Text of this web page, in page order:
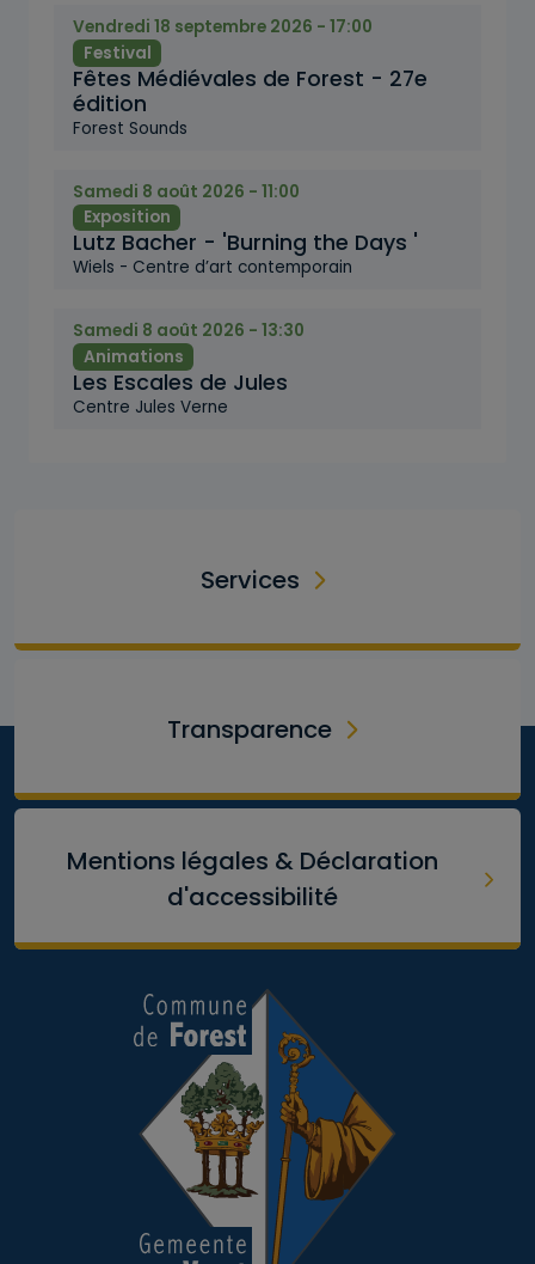
Vendredi 18 septembre 2026 - 17:00
Festival
Fêtes Médiévales de Forest - 27e
édition
Forest Sounds
Samedi 8 août 2026 - 11:00
Exposition
Lutz Bacher - 'Burning the Days '
Wiels - Centre d’art contemporain
Samedi 8 août 2026 - 13:30
Animations
Les Escales de Jules
Centre Jules Verne
Services
Transparence
Mentions légales & Déclaration
d'accessibilité